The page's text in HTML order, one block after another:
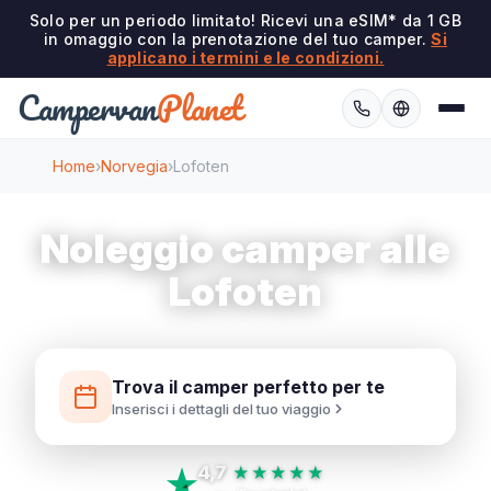
Solo per un periodo limitato! Ricevi una eSIM* da 1 GB
in omaggio con la prenotazione del tuo camper.Si
applicano i termini e le condizioni.
CampervanPlanet
Home›Norvegia›Lofoten
Noleggio camper alle
Lofoten
Trova il camper perfetto per te
Inserisci i dettagli del tuo viaggio
4,7 ★★★★★